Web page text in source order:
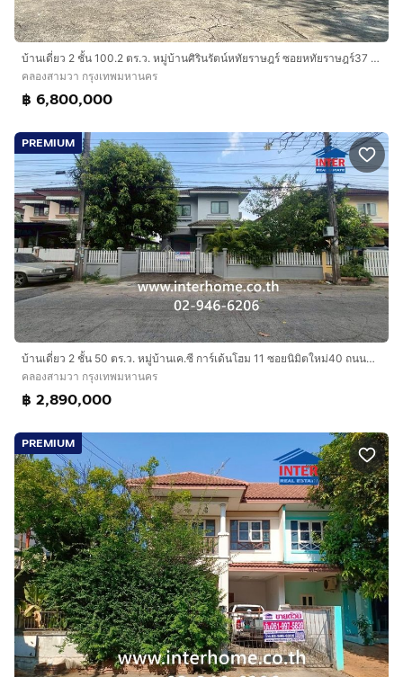
บ้านเดี่ยว 2 ชั้น 100.2 ตร.ว. หมู่บ้านศิรินรัตน์หทัยราษฎร์ ซอยหทัยราษฎร์37 ถนนหทัยราษฏร์ ถนนรามอินทรา เขตคลองสามวา กรุงเทพมหานคร
คลองสามวา กรุงเทพมหานคร
฿ 6,800,000
PREMIUM
บ้านเดี่ยว 2 ชั้น 50 ตร.ว. หมู่บ้านเค.ซี การ์เด้นโฮม 11 ซอยนิมิตใหม่40 ถนนนิมิตใหม่ เขตคลองสามวา กรุงเทพมหานคร
คลองสามวา กรุงเทพมหานคร
฿ 2,890,000
PREMIUM